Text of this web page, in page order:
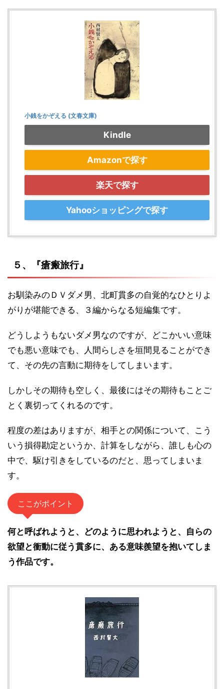
小銭をかぞえる (文春文庫)
Kindle
Amazonで探す
楽天で探す
Yahooショッピングで探す
５、『瘡瘢旅行』
お馴染みのＤＶダメ男、北町貫多の自覚的なひとりよ
がりが堪能できる、３編からなる短編集です。
どうしようもないダメ男なのですが、どこかいい意味
でも悪い意味でも、人間らしさを垣間見ることができ
て、その先の言動に期待をしてしまいます。
しかしその期待も空しく、最後にはその期待もことご
とく裏切ってくれるのです。
程度の差はありますが、相手との関係について、こう
いう損得勘定というか、計算をしながら、誰しも心の
中で、駆け引きをしているのだと、思ってしまいま
す。
ここがポイント
何と呼ばれようと、どのように思われようと、自らの
欲望と衝動に従う貫多に、ある意味羨望を抱いてしま
う作品です。